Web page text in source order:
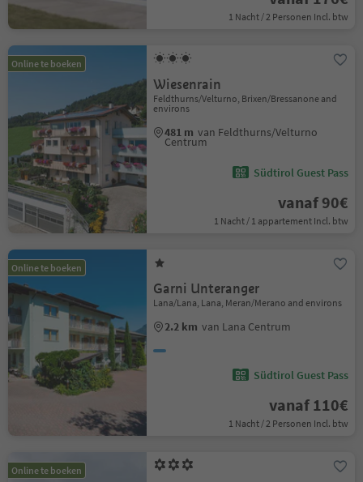
1 Nacht / 2 Personen Incl. btw
Online te boeken
Wiesenrain
Feldthurns/Velturno, Brixen/Bressanone and
environs
481 m van Feldthurns/Velturno
Centrum
Südtirol Guest Pass
vanaf 90€
1 Nacht / 1 appartement Incl. btw
Online te boeken
Garni Unteranger
Lana/Lana, Lana, Meran/Merano and environs
2.2 km van Lana Centrum
Südtirol Guest Pass
vanaf 110€
1 Nacht / 2 Personen Incl. btw
Online te boeken